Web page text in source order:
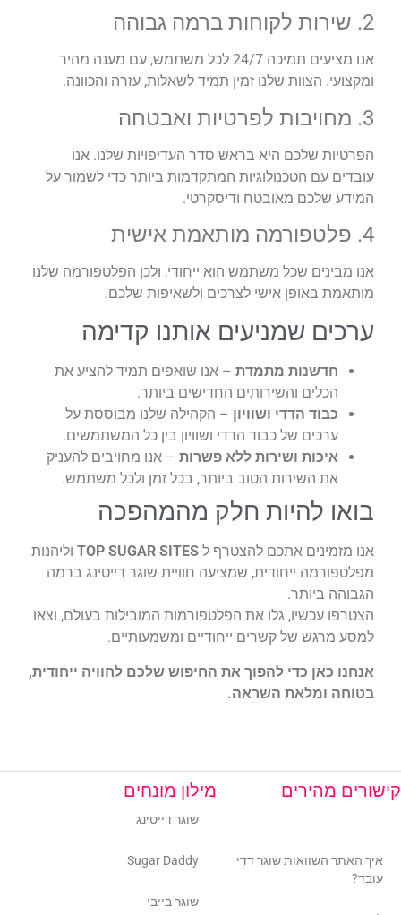
2. שירות לקוחות ברמה גבוהה
אנו מציעים תמיכה 24/7 לכל משתמש, עם מענה מהיר
ומקצועי. הצוות שלנו זמין תמיד לשאלות, עזרה והכוונה.
3. מחויבות לפרטיות ואבטחה
הפרטיות שלכם היא בראש סדר העדיפויות שלנו. אנו
עובדים עם הטכנולוגיות המתקדמות ביותר כדי לשמור על
המידע שלכם מאובטח ודיסקרטי.
4. פלטפורמה מותאמת אישית
אנו מבינים שכל משתמש הוא ייחודי, ולכן הפלטפורמה שלנו
מותאמת באופן אישי לצרכים ולשאיפות שלכם.
ערכים שמניעים אותנו קדימה
חדשנות מתמדת – אנו שואפים תמיד להציע את
הכלים והשירותים החדישים ביותר.
כבוד הדדי ושוויון – הקהילה שלנו מבוססת על
ערכים של כבוד הדדי ושוויון בין כל המשתמשים.
איכות ושירות ללא פשרות – אנו מחויבים להעניק
את השירות הטוב ביותר, בכל זמן ולכל משתמש.
בואו להיות חלק מהמהפכה
אנו מזמינים אתכם להצטרף ל-TOP SUGAR SITES וליהנות
מפלטפורמה ייחודית, שמציעה חוויית שוגר דייטינג ברמה
הגבוהה ביותר.
הצטרפו עכשיו, גלו את הפלטפורמות המובילות בעולם, וצאו
למסע מרגש של קשרים ייחודיים ומשמעותיים.
אנחנו כאן כדי להפוך את החיפוש שלכם לחוויה ייחודית,
בטוחה ומלאת השראה.
מילון מונחים
שוגר דייטינג
Sugar Daddy
שוגר בייבי
קישורים מהירים
איך האתר השוואות שוגר דדי
עובד?